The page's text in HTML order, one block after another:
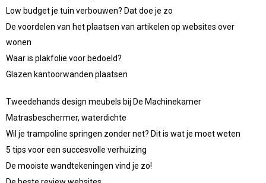
Low budget je tuin verbouwen? Dat doe je zo
De voordelen van het plaatsen van artikelen op websites over
wonen
Waar is plakfolie voor bedoeld?
Glazen kantoorwanden plaatsen
Tweedehands design meubels bij De Machinekamer
Matrasbeschermer, waterdichte
Wil je trampoline springen zonder net? Dit is wat je moet weten
5 tips voor een succesvolle verhuizing
De mooiste wandtekeningen vind je zo!